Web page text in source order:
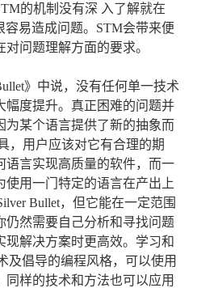
的机制没有深 入了解就在
容易造成问题。STM会带来便
问题理解方面的要求。
》中说，没有任何单一技术
幅度提升。真正困难的问题并
为某个语言提供了新的抽象而
，用户应该对它有合理的期
语言实现高质量的软件，而一
用一门特定的语言在产出上
Bullet，但它能在一定范围
仍然需要自己分析和寻找问题
现解决方案时更高效。学习和
及倡导的编程风格，可以使用
同样的技术和方法也可以应用